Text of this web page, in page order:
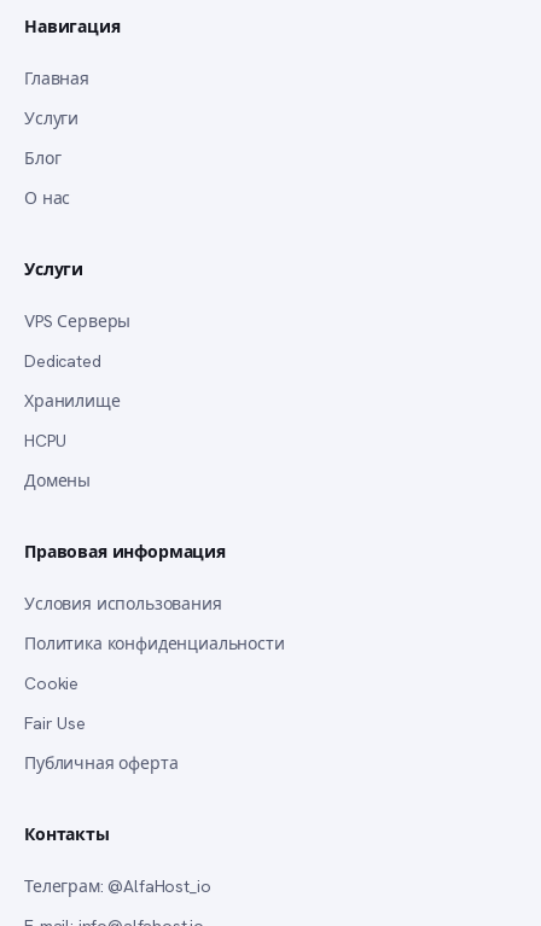
Навигация
Главная
Услуги
Блог
О нас
Услуги
VPS Серверы
Dedicated
Хранилище
HCPU
Домены
Правовая информация
Условия использования
Политика конфиденциальности
Cookie
Fair Use
Публичная оферта
Контакты
Телеграм: @AlfaHost_io